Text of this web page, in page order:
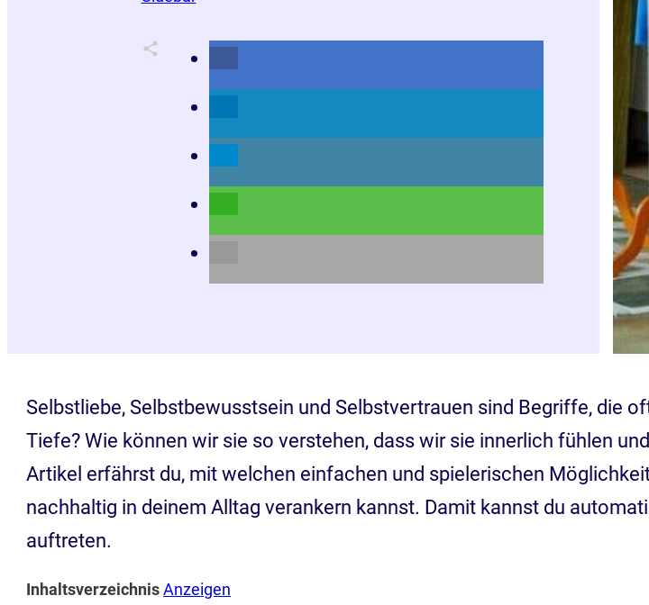
Selbstliebe, Selbstbewusstsein und Selbstvertrauen sind Begriffe, die
Tiefe? Wie können wir sie so verstehen, dass wir sie innerlich fühlen
Artikel erfährst du, mit welchen einfachen und spielerischen
nachhaltig in deinem Alltag verankern kannst. Damit kannst du
auftreten.
InhaltsverzeichnisAnzeigen